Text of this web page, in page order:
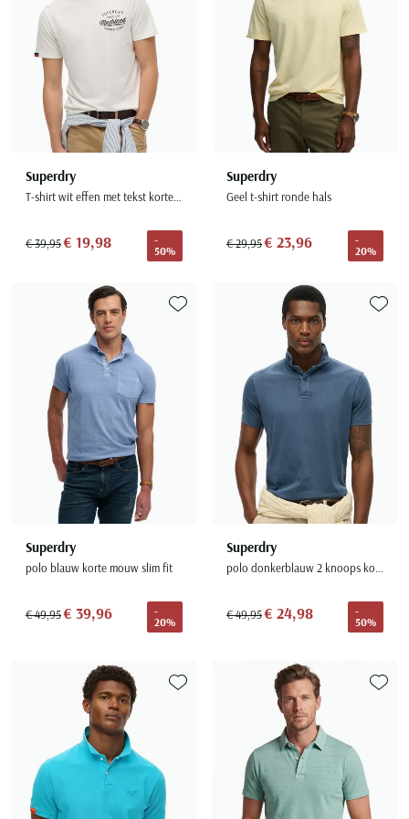
Superdry
T-shirt wit effen met tekst korte mouw
€ 39,95€ 19,98
-
50%
Superdry
Geel t-shirt ronde hals
€ 29,95€ 23,96
-
20%
Superdry
polo blauw korte mouw slim fit
€ 49,95€ 39,96
-
20%
Toevoegen aan favorieten
Superdry
polo donkerblauw 2 knoops korte mouw jersey
€ 49,95€ 24,98
-
50%
Toevoegen aan favorieten